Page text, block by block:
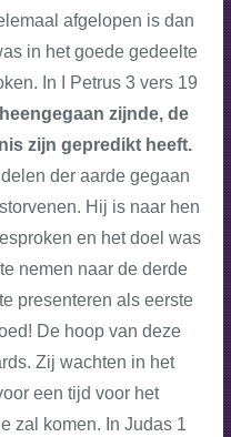
afgelopen is dan
in het goede gedeelte
In I Petrus 3 vers 19
zijnde, de
zijn gepredikt heeft.
der aarde gegaan
Hij is naar hen
en het doel was
nemen naar de derde
presenteren als eerste
De hoop van deze
Zij wachten in het
een tijd voor het
zal komen. In Judas 1